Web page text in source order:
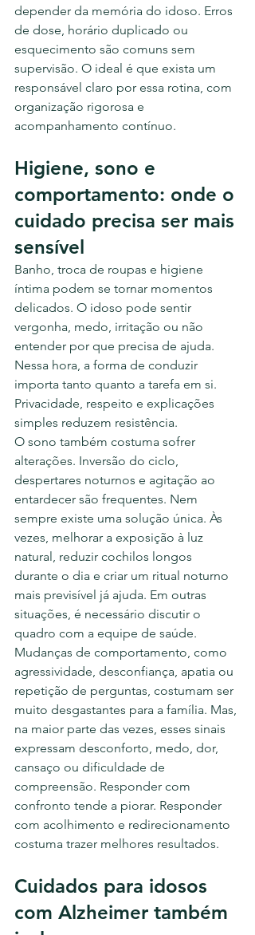
depender da memória do idoso. Erros
de dose, horário duplicado ou
esquecimento são comuns sem
supervisão. O ideal é que exista um
responsável claro por essa rotina, com
organização rigorosa e
acompanhamento contínuo.
Higiene, sono e
comportamento: onde o
cuidado precisa ser mais
sensível
Banho, troca de roupas e higiene
íntima podem se tornar momentos
delicados. O idoso pode sentir
vergonha, medo, irritação ou não
entender por que precisa de ajuda.
Nessa hora, a forma de conduzir
importa tanto quanto a tarefa em si.
Privacidade, respeito e explicações
simples reduzem resistência.
O sono também costuma sofrer
alterações. Inversão do ciclo,
despertares noturnos e agitação ao
entardecer são frequentes. Nem
sempre existe uma solução única. Às
vezes, melhorar a exposição à luz
natural, reduzir cochilos longos
durante o dia e criar um ritual noturno
mais previsível já ajuda. Em outras
situações, é necessário discutir o
quadro com a equipe de saúde.
Mudanças de comportamento, como
agressividade, desconfiança, apatia ou
repetição de perguntas, costumam ser
muito desgastantes para a família. Mas,
na maior parte das vezes, esses sinais
expressam desconforto, medo, dor,
cansaço ou dificuldade de
compreensão. Responder com
confronto tende a piorar. Responder
com acolhimento e redirecionamento
costuma trazer melhores resultados.
Cuidados para idosos
com Alzheimer também